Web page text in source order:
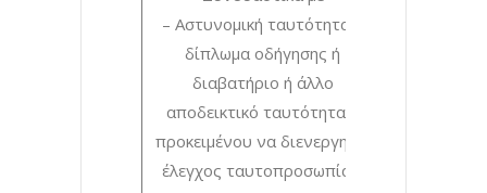
– Αστυνομική ταυτότητα ή
δίπλωμα οδήγησης ή
διαβατήριο ή άλλο
αποδεικτικό ταυτότητας,
προκειμένου να διενεργηθεί
έλεγχος ταυτοπροσωπίας.